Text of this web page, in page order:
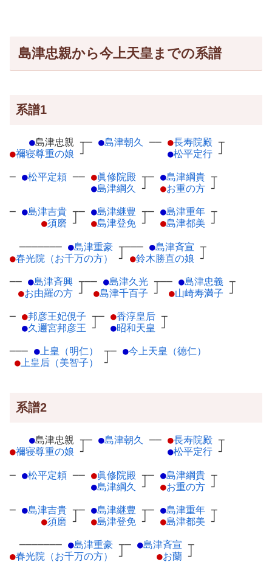
島津忠親から今上天皇までの系譜
系譜1
●島津忠親 ┬
●禰寝尊重の娘 ┘
─ ●島津朝久 ── ●長寿院殿 ┬
●松平定行 ┘
─ ●松平定頼 ── ●眞修院殿 ┬
●島津綱久 ┘
─ ●島津綱貴 ┬
●お重の方 ┘
─ ●島津吉貴 ┬
●須磨 ┘
─ ●島津継豊 ┬
●島津登免 ┘
─ ●島津重年 ┬
●島津都美 ┘
─────── ●島津重豪 ┬
●春光院（お千万の方） ┘
─── ●島津斉宣 ┬
●鈴木勝直の娘 ┘
── ●島津斉興 ┬
●お由羅の方 ┘
── ●島津久光 ┬
●島津千百子 ┘
── ●島津忠義 ┬
●山崎寿満子 ┘
─ ●邦彦王妃俔子 ┬
●久邇宮邦彦王 ┘
─ ●香淳皇后 ┬
●昭和天皇 ┘
─── ●上皇（明仁）
┬
●上皇后（美智子） ┘
─ ●今上天皇（徳仁）
系譜2
●島津忠親 ┬
●禰寝尊重の娘 ┘
─ ●島津朝久 ── ●長寿院殿 ┬
●松平定行 ┘
─ ●松平定頼 ── ●眞修院殿 ┬
●島津綱久 ┘
─ ●島津綱貴 ┬
●お重の方 ┘
─ ●島津吉貴 ┬
●須磨 ┘
─ ●島津継豊 ┬
●島津登免 ┘
─ ●島津重年 ┬
●島津都美 ┘
─────── ●島津重豪 ┬
●春光院（お千万の方） ┘
─ ●島津斉宣 ┬
●お蘭 ┘